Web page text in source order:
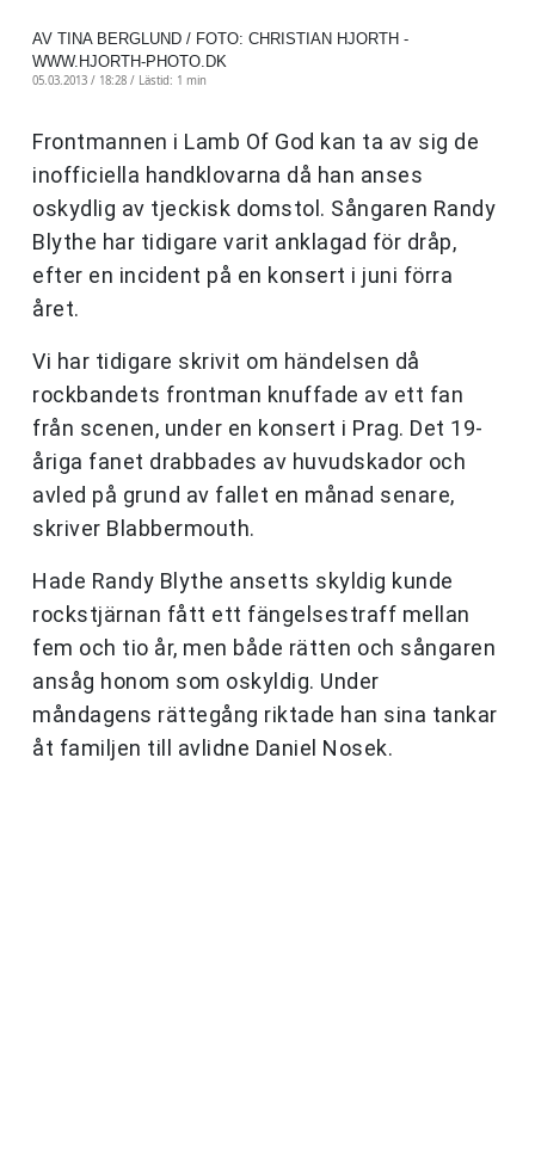
AV TINA BERGLUND / FOTO: CHRISTIAN HJORTH -
WWW.HJORTH-PHOTO.DK
05.03.2013 / 18:28 / Lästid: 1 min
Frontmannen i Lamb Of God kan ta av sig de
inofficiella handklovarna då han anses
oskydlig av tjeckisk domstol. Sångaren Randy
Blythe har tidigare varit anklagad för dråp,
efter en incident på en konsert i juni förra
året.
Vi har tidigare skrivit om händelsen då
rockbandets frontman knuffade av ett fan
från scenen, under en konsert i Prag. Det 19-
åriga fanet drabbades av huvudskador och
avled på grund av fallet en månad senare,
skriver Blabbermouth.
Hade Randy Blythe ansetts skyldig kunde
rockstjärnan fått ett fängelsestraff mellan
fem och tio år, men både rätten och sångaren
ansåg honom som oskyldig. Under
måndagens rättegång riktade han sina tankar
åt familjen till avlidne Daniel Nosek.